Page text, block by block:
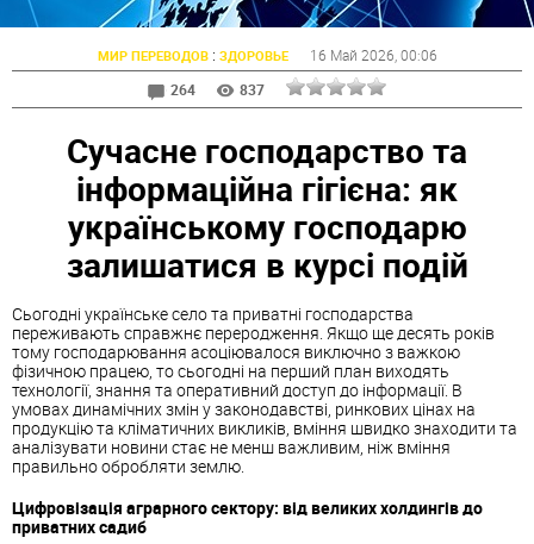
МИР ПЕРЕВОДОВ: ЗДОРОВЬЕ 16 Май 2026 , 00:06
264
837
Сучасне господарство та
інформаційна гігієна: як
українському господарю
залишатися в курсі подій
Сьогодні українське село та приватні господарства
переживають справжнє переродження. Якщо ще десять років
тому господарювання асоціювалося виключно з важкою
фізичною працею, то сьогодні на перший план виходять
технології, знання та оперативний доступ до інформації. В
умовах динамічних змін у законодавстві, ринкових цінах на
продукцію та кліматичних викликів, вміння швидко знаходити та
аналізувати новини стає не менш важливим, ніж вміння
правильно обробляти землю.
Цифровізація аграрного сектору: від великих холдингів до
приватних садиб